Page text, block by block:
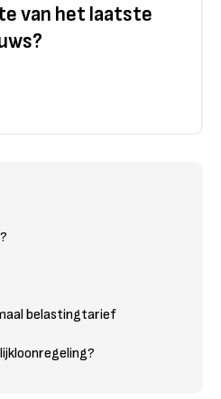
van het laatste
belastingtarief